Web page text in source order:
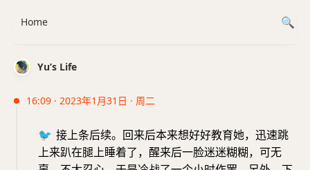
Yu’s Life
16:09 · 2023年1月31日 · 周二
🐦 接上条后续。回来后本来想好好教育她，迅速跳
上来趴在腿上睡着了，醒来后一脸迷迷糊糊，可无
Home